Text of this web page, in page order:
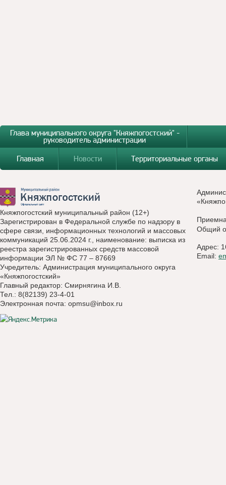
Глава муниципального округа "Княжпогостский" -
руководитель администрации
Главная
Новости Территориальные органы
Княжпогостский муниципальный район (12+)
Зарегистрирован в Федеральной службе по надзору в
сфере связи, информационных технологий и массовых
коммуникаций 25.06.2024 г., наименование: выписка из
реестра зарегистрированных средств массовой
информации ЭЛ № ФС 77 – 87669
Учредитель: Администрация муниципального округа
«Княжпогостский»
Главный редактор: Смирнягина И.В.
Тел.: 8(82139) 23-4-01
Электронная почта: opmsu@inbox.ru
Общий
Адрес:
Email: